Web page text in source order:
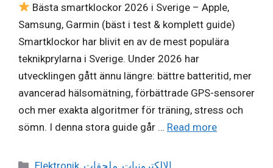
Bästa smartklockor 2026 i Sverige – Apple,
Samsung, Garmin (bäst i test & komplett guide)
Smartklockor har blivit en av de mest populära
teknikprylarna i Sverige. Under 2026 har
utvecklingen gått ännu längre: bättre batteritid, mer
avancerad hälsomätning, förbättrade GPS-sensorer
och mer exakta algoritmer för träning, stress och
sömn. I denna stora guide går … Read more
Categories
Elektronik, الإلكترونيات, ملحقات